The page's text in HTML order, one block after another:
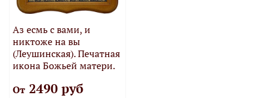
Аз есмь с вами, и
никтоже на вы
(Леушинская). Печатная
икона Божьей матери.
От2490 руб